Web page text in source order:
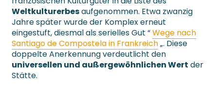
Weltkulturerbesaufgenommen. Etwa zwanzig
Jahre später wurde der Komplex erneut
eingestuft, diesmal als serielles Gut “Wege nach
Santiago de Compostela in Frankreich„. Diese
doppelte Anerkennung verdeutlicht den
universellen und außergewöhnlichen Wert der
Stätte.